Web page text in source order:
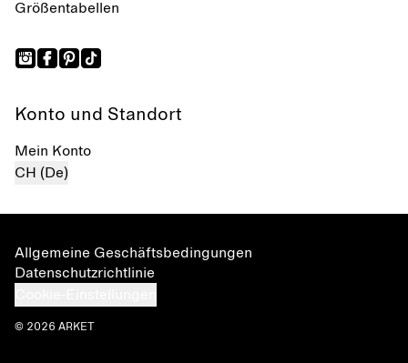
Größentabellen
Konto und Standort
Mein Konto
CH (De)
Allgemeine Geschäftsbedingungen
Datenschutzrichtlinie
© 2026 ARKET